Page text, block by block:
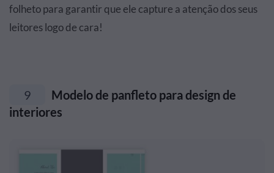
folheto para garantir que ele capture a atenção dos seus
leitores logo de cara!
9
Modelo de panfleto para design de
interiores